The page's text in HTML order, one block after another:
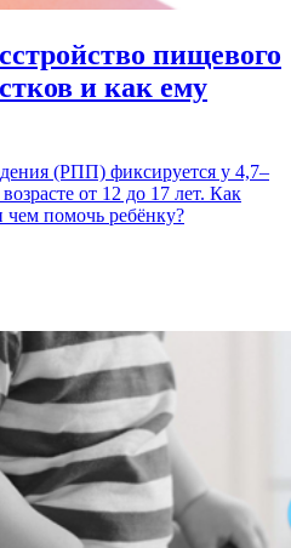
пищевого
и как ему
(РПП) фиксируется у 4,7–
от 12 до 17 лет. Как
чем помочь ребёнку?